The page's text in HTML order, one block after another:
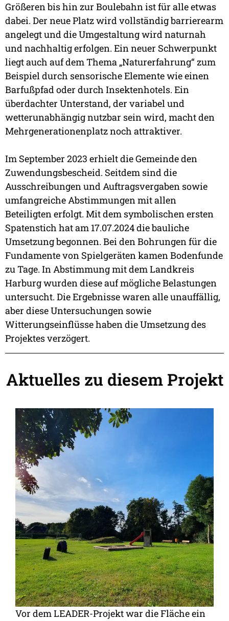
Größeren bis hin zur Boulebahn ist für alle etwas
dabei. Der neue Platz wird vollständig barrierearm
angelegt und die Umgestaltung wird naturnah
und nachhaltig erfolgen. Ein neuer Schwerpunkt
liegt auch auf dem Thema „Naturerfahrung“ zum
Beispiel durch sensorische Elemente wie einen
Barfußpfad oder durch Insektenhotels. Ein
überdachter Unterstand, der variabel und
wetterunabhängig nutzbar sein wird, macht den
Mehrgenerationenplatz noch attraktiver.
Im September 2023 erhielt die Gemeinde den
Zuwendungsbescheid. Seitdem sind die
Ausschreibungen und Auftragsvergaben sowie
umfangreiche Abstimmungen mit allen
Beteiligten erfolgt. Mit dem symbolischen ersten
Spatenstich hat am 17.07.2024 die bauliche
Umsetzung begonnen. Bei den Bohrungen für die
Fundamente von Spielgeräten kamen Bodenfunde
zu Tage. In Abstimmung mit dem Landkreis
Harburg wurden diese auf mögliche Belastungen
untersucht. Die Ergebnisse waren alle unauffällig,
aber diese Untersuchungen sowie
Witterungseinflüsse haben die Umsetzung des
Projektes verzögert.
Aktuelles zu diesem Projekt
Vor dem LEADER-Projekt war die Fläche ein